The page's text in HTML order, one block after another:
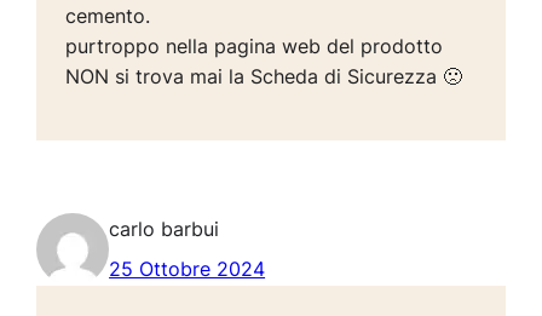
cemento.
purtroppo nella pagina web del prodotto
NON si trova mai la Scheda di Sicurezza 🙁
carlo barbui
25 Ottobre 2024